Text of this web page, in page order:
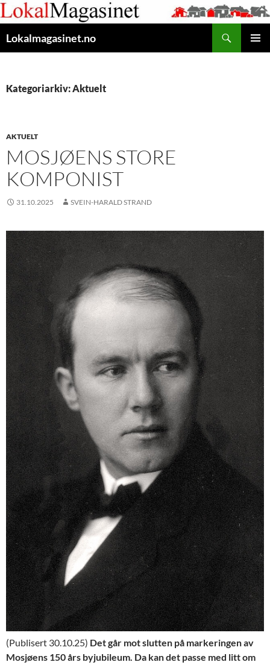
Gå
til
innhaldet
Lokalmagasinet.no
Kategoriarkiv: Aktuelt
AKTUELT
MOSJØENS STORE
KOMPONIST
31.10.2025 SVEIN-HARALD STRAND
(Publisert 30.10.25) Det går mot slutten på markeringen av
Mosjøens 150 års byjubileum. Da kan det passe med litt om